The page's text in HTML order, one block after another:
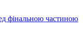
фінальною частиною